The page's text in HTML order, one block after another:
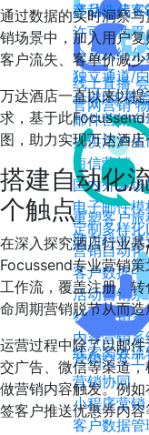
移动端获
许可邮件平
会员精细
独立通道/
全球ISP覆
邮件营销
提供用户
短信营销
国内外多
电子邮件模
定制多样
营销自动化
客户数据
活动营销
社交营销
内容营销
营销交互工
营销协同
小程序营销
客户数据管
线上直播
官网营销
重塑客户旅
助力科学决
线索高效流
产品迭代
通过数据的实时洞察
销场景中，加入用户
客户流失、客单价减少
万达酒店一直以来以
求，基于此
图，助力实现万达酒
搭建自动化
个触点
在深入探究酒店行业
Focussend专业营销
工作流，覆盖注册、
命周期营销脱节从而造
运营过程中除了以邮
交广告、微信等渠道
做营销内容触发。例
签客户推送优惠券内容